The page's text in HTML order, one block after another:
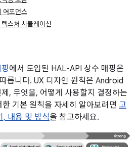
어포던스
스처 시뮬레이션
에서 도입된 HAL-API 상수 매핑은
릅니다. UX 디자인 원칙은 Android
, 무엇을, 어떻게 사용할지 결정하는
기본 원칙을 자세히 알아보려면 고
, 내용 및 방식을 참고하세요.